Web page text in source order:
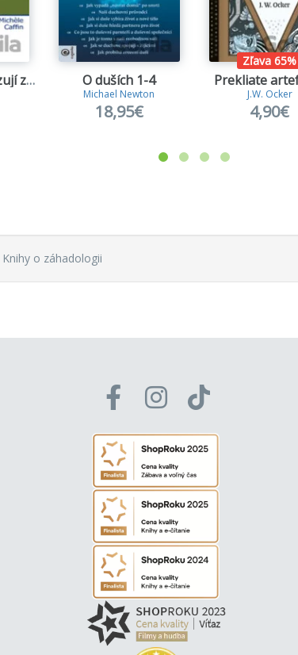
Co o nás prozrazují zuby O duších 1-4
Michael Newton
18,95€
Zľava 65%
Prekliate
J.W. Ocker
4,90€
Knihy o záhadologii